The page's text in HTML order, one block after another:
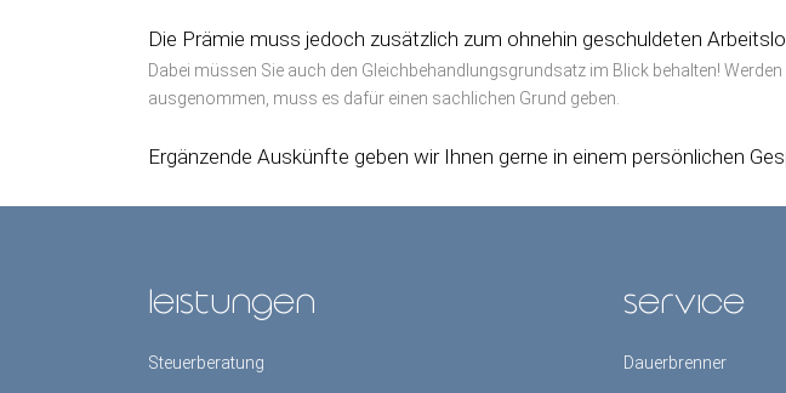
Die Prämie muss jedoch zusätzlich zum ohnehin geschuldeten
Dabei müssen Sie auch den Gleichbehandlungsgrundsatz im Blick behalten!
ausgenommen, muss es dafür einen sachlichen Grund geben.
Ergänzende Auskünfte geben wir Ihnen gerne in einem persönlichen
leistungen
Steuerberatung
service
Dauerbrenner